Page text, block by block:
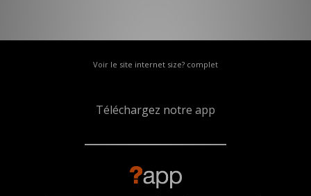
Voir le site internet size? complet
Téléchargez notre app